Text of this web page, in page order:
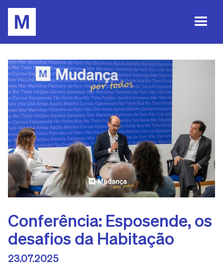
Conferência: Esposende, os
desafios da Habitação
23.07.2025